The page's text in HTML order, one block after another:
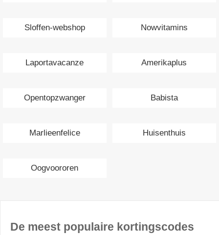
Sloffen-webshop Nowvitamins
Laportavacanze Amerikaplus
Opentopzwanger Babista
Marlieenfelice Huisenthuis
Oogvoororen
De meest populaire kortingscodes